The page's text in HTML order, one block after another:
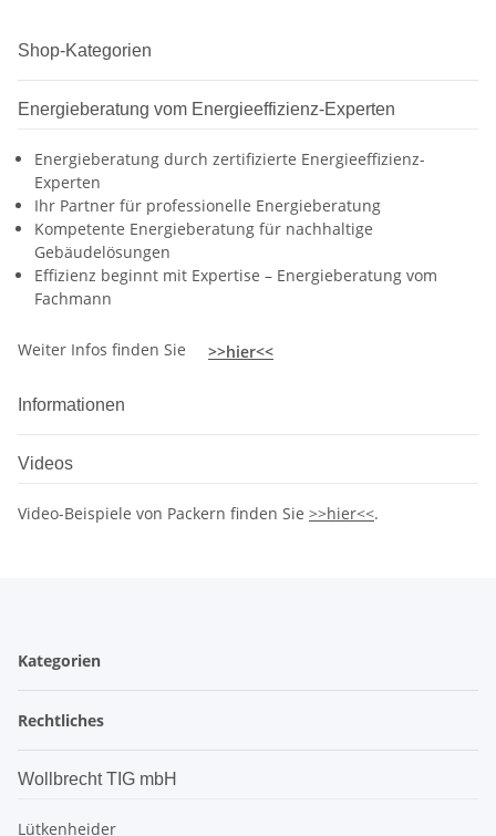
Shop-Kategorien
Energieberatung vom Energieeffizienz-Experten
Energieberatung durch zertifizierte Energieeffizienz-
Experten
Ihr Partner für professionelle Energieberatung
Kompetente Energieberatung für nachhaltige
Gebäudelösungen
Effizienz beginnt mit Expertise – Energieberatung vom
Fachmann
Weiter Infos finden Sie >>hier<<
Informationen
Videos
Video-Beispiele von Packern finden Sie >>hier<<.
Kategorien
Rechtliches
Wollbrecht TIG mbH
Lütkenheider